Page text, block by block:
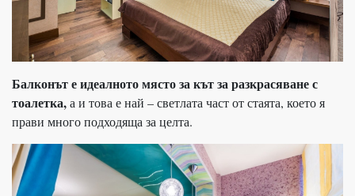
Балконът е идеалното място за кът за разкрасяване с
тоалетка,а и това е най – светлата част от стаята, което я
прави много подходяща за целта.